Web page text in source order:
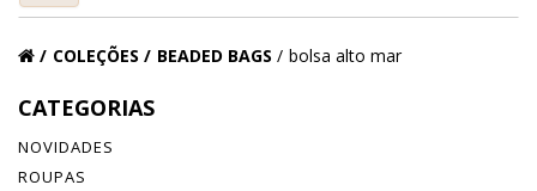
COLEÇÕES BEADED BAGS bolsa alto mar
CATEGORIAS
NOVIDADES
ROUPAS